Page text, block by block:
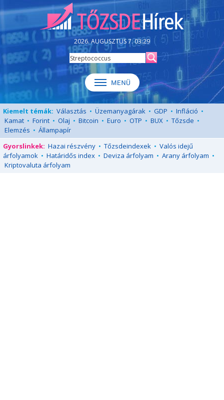
2026. AUGUSZTUS 7. 03:29
Kiemelt témák: Választás • Üzemanyagárak • GDP • Infláció •
Kamat • Forint • Olaj • Bitcoin • Euro • OTP • BUX • Tőzsde •
Elemzés • Állampapír
Gyorslinkek: Hazai részvény • Tőzsdeindexek • Valós idejű
árfolyamok • Határidős index • Deviza árfolyam • Arany árfolyam •
Kriptovaluta árfolyam